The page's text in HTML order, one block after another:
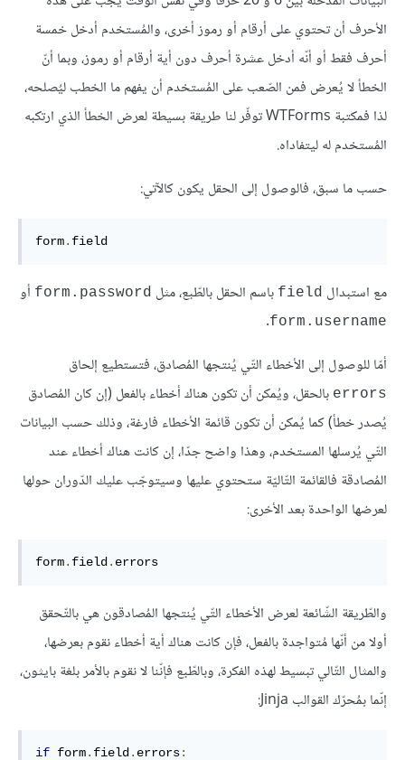
الأحرف أن تحتوي على أرقام أو رموز أخرى، والمُستخدم أدخل خمسة
أحرف فقط أو أنّه أدخل عشرة أحرف دون أية أرقام أو رموز، وبما أنّ
الخطأ لا يُعرض فمن الصّعب على المُستخدم أن يفهم ما الخطب ليُصلحه،
لذا فمكتبة WTForms توفّر لنا طريقة بسيطة لعرض الخطأ الذي ارتكبه
المُستخدم له ليتفاداه.
حسب ما سبق، فالوصول إلى الحقل يكون كالآتي:
form. field
مع استبدال field باسم الحقل بالطّبع، مثل form.password أو
form.username
.
أمّا للوصول إلى الأخطاء التّي يُنتجها المُصادق، فتستطيع إلحاق
errors بالحقل، ويُمكن أن تكون هناك أخطاء بالفعل (إن كان المُصادق
يُصدر خطأ) كما يُمكن أن تكون قائمة الأخطاء فارغة، وذلك حسب البيانات
التّي يُرسلها المستخدم، وهذا واضح جدّا، إن كانت هناك أخطاء عند
المُصادقة فالقائمة التّاليّة ستحتوي عليها وسيتوجّب عليك الدّوران حولها
لعرضها الواحدة بعد الأخرى:
form. field. errors
والطّريقة الشّائعة لعرض الأخطاء التّي يُنتجها المُصادقون هي بالتّحقق
أولا من أنّها مُتواجدة بالفعل، فإن كانت هناك أية أخطاء نقوم بعرضها،
والمثال التّالي تبسيط لهذه الفكرة، وبالطّبع فإنّنا لا نقوم بالأمر بلغة بايثون،
إنّما بمُحرّك القوالب Jinja:
if form. field. errors: